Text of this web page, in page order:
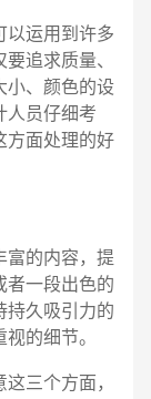
运用到许多
追求质量、
小、颜色的设
人员仔细考
方面处理的好
的内容，提
者一段出色的
持久吸引力的
的细节。
三个方面，
微信号